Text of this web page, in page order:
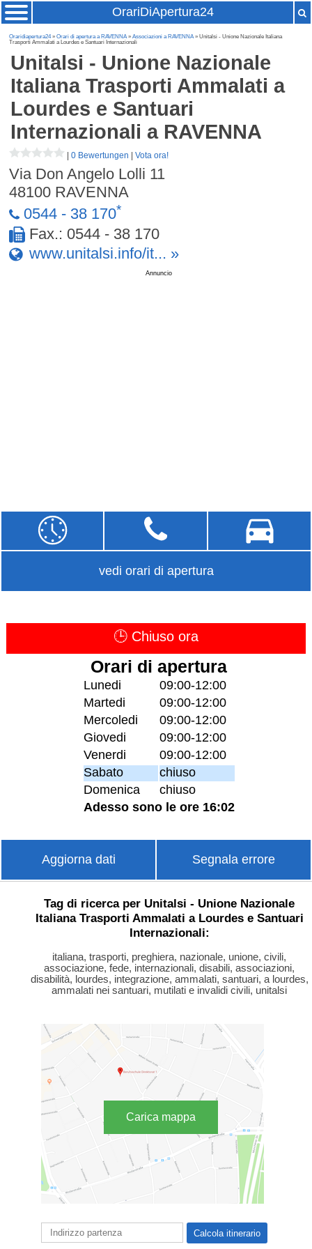
OrariDiApertura24
Oraridiapertura24»Orari di apertura a RAVENNA»Associazioni a RAVENNA» Unitalsi - Unione Nazionale Italiana
Trasporti Ammalati a Lourdes e Santuari Internazionali
Unitalsi - Unione Nazionale
Italiana Trasporti Ammalati a
Lourdes e Santuari
Internazionali a RAVENNA
|0 Bewertungen |Vota ora!
Via Don Angelo Lolli 11
48100 RAVENNA
0544 - 38 170*
Fax.: 0544 - 38 170
www.unitalsi.info/it... »
Annuncio
vedi orari di apertura
🕒 Chiuso ora
Orari di apertura
Lunedi
09:00-12:00
Martedi
09:00-12:00
Mercoledi
09:00-12:00
Giovedi
09:00-12:00
Venerdi
09:00-12:00
Sabato
chiuso
Domenica
chiuso
Adesso sono le ore 16:02
Aggiorna dati Segnala errore
Tag di ricerca per Unitalsi - Unione Nazionale
Italiana Trasporti Ammalati a Lourdes e Santuari
Internazionali:
italiana, trasporti, preghiera, nazionale, unione, civili,
associazione, fede, internazionali, disabili, associazioni,
disabilità, lourdes, integrazione, ammalati, santuari, a lourdes,
ammalati nei santuari, mutilati e invalidi civili, unitalsi
Carica mappa